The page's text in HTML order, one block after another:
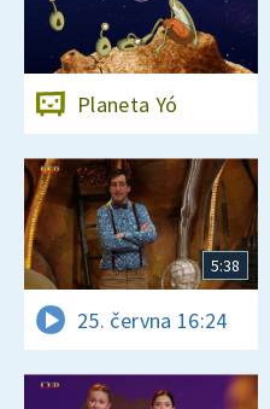
Planeta Yó
5:38
25. června 16:24